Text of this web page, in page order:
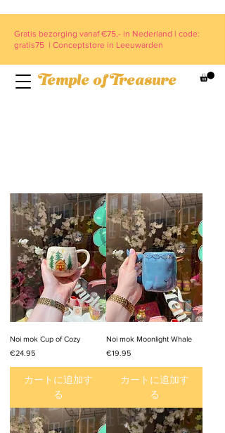
Temple of Treasure
Gratis bezorging vanaf €75,- in Nederland | code:
gratis75 | Conceptstore in Leeuwarden
Noi mok Cup of Cozy
価格
€24.95
カートに追加す
る
Noi mok Moonlight Whale
価格
€19.95
カートに追加す
る